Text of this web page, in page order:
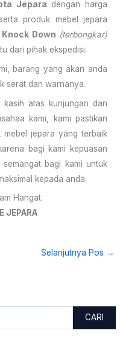
CARI
Jepara dengan harga
produk mebel jepara
Knock Down (terbongkar)
dari pihak ekspedisi.
barang yang akan anda
serat dan warnanya.
kasih atas kunjungan dan
kami, kami pastikan
mebel jepara yang terbaik
bagi kami kepuasan
bagi kami untuk
kepada anda.
Hangat.
JEPARA
Selanjutnya Pos →